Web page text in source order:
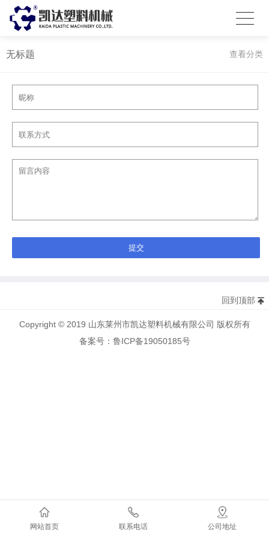
无标题 查看分类
网站首页 联系电话 公司地址
回到顶部
Copyright © 2019 山东莱州市凯达塑料机械有限公司 版权所有
备案号：鲁ICP备19050185号